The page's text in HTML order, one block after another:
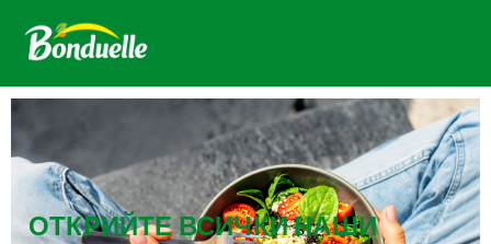
ОТКРИЙТЕ ВСИЧКИ НАШИ